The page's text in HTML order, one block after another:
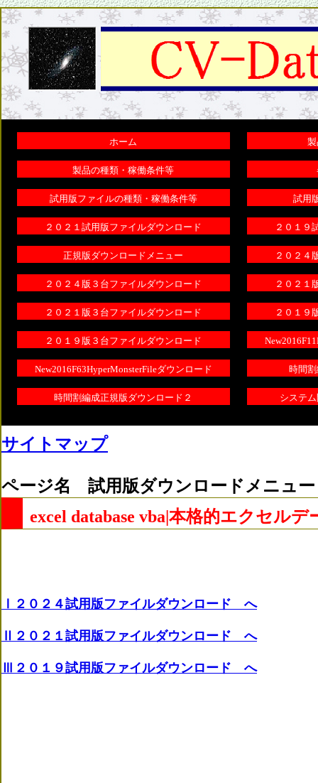
ホーム
製品の種類・稼働条件等
試用版ファイルの種類・稼働条件等 試用
２０２１試用版ファイルダウンロード ２０１９
正規版ダウンロードメニュー ２０２４
２０２４版３台ファイルダウンロード ２０２１
２０２１版３台ファイルダウンロード ２０１９
２０１９版３台ファイルダウンロード
New2016F63HyperMonsterFileダウンロード 時間
時間割編成正規版ダウンロード２ システ
サイトマップ
ページ名 試用版ダウンロードメニュー
excel database vba|本格的エクセル
Ⅰ２０２４試用版ファイルダウンロード へ
Ⅱ２０２１試用版ファイルダウンロード へ
Ⅲ２０１９試用版ファイルダウンロード へ